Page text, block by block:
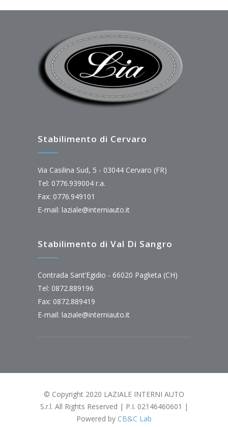
Stabilimento di Cervaro
Via Casilina Sud, 5 - 03044 Cervaro (FR)
Tel: 0776.939004 r.a.
Fax: 0776.949101
E-mail: laziale@interniauto.it
Stabilimento di Val Di Sangro
Contrada Sant’Egidio - 66020 Paglieta (CH)
Tel: 0872.889196
Fax: 0872.889419
E-mail: laziale@interniauto.it
© Copyright 2020 LAZIALE INTERNI AUTO
S.r.l. All Rights Reserved | P.I. 02146460601 |
Powered by CB&C Lab